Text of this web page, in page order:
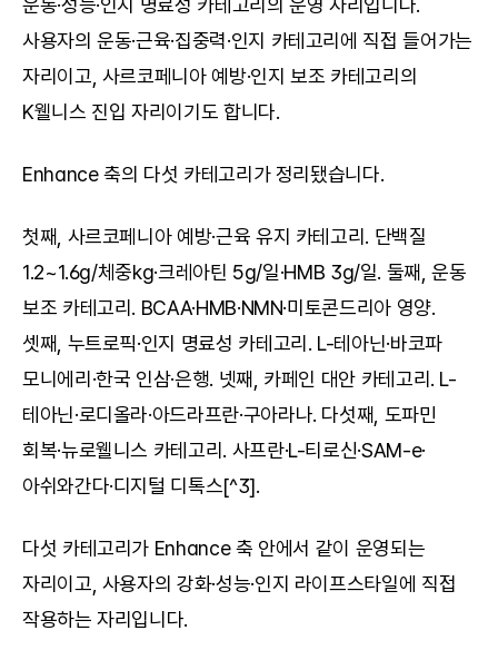
운동·성능·인지 명료성 카테고리의 운영 자리입니다.
사용자의 운동·근육·집중력·인지 카테고리에 직접 들어가는
자리이고, 사르코페니아 예방·인지 보조 카테고리의
K웰니스 진입 자리이기도 합니다.
Enhance 축의 다섯 카테고리가 정리됐습니다.
첫째, 사르코페니아 예방·근육 유지 카테고리. 단백질
1.2~1.6g/체중kg·크레아틴 5g/일·HMB 3g/일. 둘째, 운동
보조 카테고리. BCAA·HMB·NMN·미토콘드리아 영양.
셋째, 누트로픽·인지 명료성 카테고리. L-테아닌·바코파
모니에리·한국 인삼·은행. 넷째, 카페인 대안 카테고리. L-
테아닌·로디올라·아드라프란·구아라나. 다섯째, 도파민
회복·뉴로웰니스 카테고리. 사프란·L-티로신·SAM-e·
아쉬와간다·디지털 디톡스[^3].
다섯 카테고리가 Enhance 축 안에서 같이 운영되는
자리이고, 사용자의 강화·성능·인지 라이프스타일에 직접
작용하는 자리입니다.